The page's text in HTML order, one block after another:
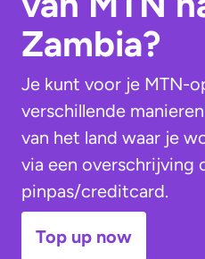
Zambia?
Je kunt voor je MTN-
verschillende
van het land waar je
via een overschrijving
pinpas/creditcard.
Top up now